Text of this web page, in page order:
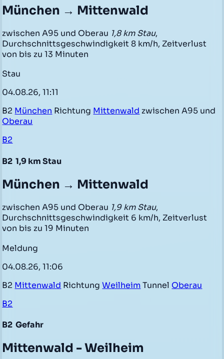
München → Mittenwald
zwischen A95 und Oberau 1,8 km Stau,
Durchschnittsgeschwindigkeit 8 km/h, Zeitverlust
von bis zu 13 Minuten
Stau
04.08.26, 11:11
B2 München Richtung Mittenwald zwischen A95 und
Oberau
B2
B2 1,9 km Stau
München → Mittenwald
zwischen A95 und Oberau 1,9 km Stau,
Durchschnittsgeschwindigkeit 6 km/h, Zeitverlust
von bis zu 19 Minuten
Meldung
04.08.26, 11:06
B2 Mittenwald RichtungWeilheimTunnel Oberau
B2
B2 Gefahr
Mittenwald - Weilheim